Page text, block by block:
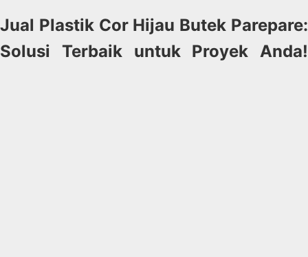
Jual Plastik Cor Hijau Butek Parepare:
Solusi Terbaik untuk Proyek Anda!